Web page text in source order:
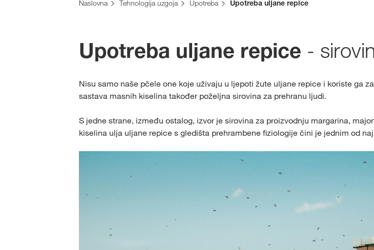
Naslovna Tehnologija uzgoja Upotreba Upotreba uljane repice
Upotreba uljane repice -
Nisu samo naše pčele one koje uživaju u ljepoti žute uljane repice i koriste ga
sastava masnih kiselina također poželjna sirovina za prehranu ljudi.
S jedne strane, između ostalog, izvor je sirovina za proizvodnju margarina,
kiselina ulja uljane repice s gledišta prehrambene fiziologije čini je jednim od